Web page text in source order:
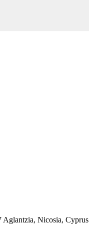
Nicosia, Cyprus